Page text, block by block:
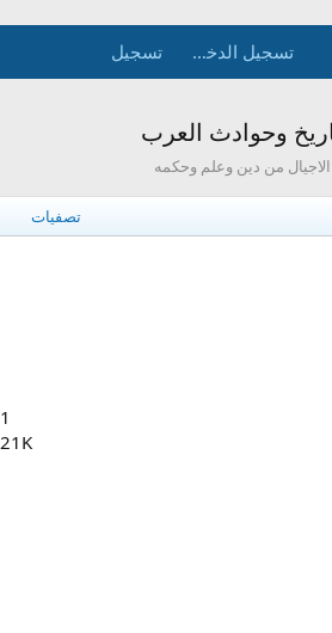
تسجيل الدخول تسجيل
وحوادث العرب
من دين وعلم وحكمه
تصفيات
1
21K